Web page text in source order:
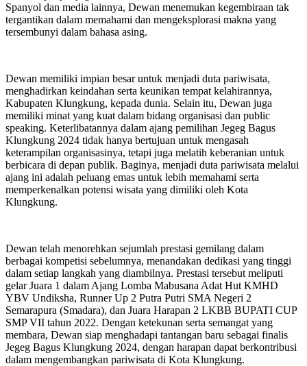
Spanyol dan media lainnya, Dewan menemukan kegembiraan tak
tergantikan dalam memahami dan mengeksplorasi makna yang
tersembunyi dalam bahasa asing.
Dewan memiliki impian besar untuk menjadi duta pariwisata,
menghadirkan keindahan serta keunikan tempat kelahirannya,
Kabupaten Klungkung, kepada dunia. Selain itu, Dewan juga
memiliki minat yang kuat dalam bidang organisasi dan public
speaking. Keterlibatannya dalam ajang pemilihan Jegeg Bagus
Klungkung 2024 tidak hanya bertujuan untuk mengasah
keterampilan organisasinya, tetapi juga melatih keberanian untuk
berbicara di depan publik. Baginya, menjadi duta pariwisata melalui
ajang ini adalah peluang emas untuk lebih memahami serta
memperkenalkan potensi wisata yang dimiliki oleh Kota
Klungkung.
Dewan telah menorehkan sejumlah prestasi gemilang dalam
berbagai kompetisi sebelumnya, menandakan dedikasi yang tinggi
dalam setiap langkah yang diambilnya. Prestasi tersebut meliputi
gelar Juara 1 dalam Ajang Lomba Mabusana Adat Hut KMHD
YBV Undiksha, Runner Up 2 Putra Putri SMA Negeri 2
Semarapura (Smadara), dan Juara Harapan 2 LKBB BUPATI CUP
SMP VII tahun 2022. Dengan ketekunan serta semangat yang
membara, Dewan siap menghadapi tantangan baru sebagai finalis
Jegeg Bagus Klungkung 2024, dengan harapan dapat berkontribusi
dalam mengembangkan pariwisata di Kota Klungkung.